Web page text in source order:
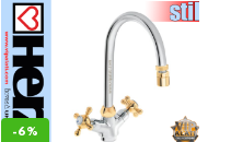
-6%